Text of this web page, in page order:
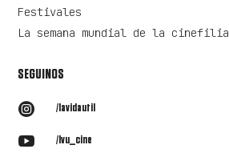
Festivales
La semana mundial de la cinefilia
SEGUINOS
 /lavidautil
 /lvu_cine